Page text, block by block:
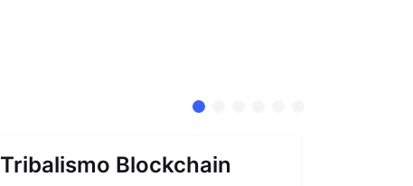
Tribalismo Blockchain